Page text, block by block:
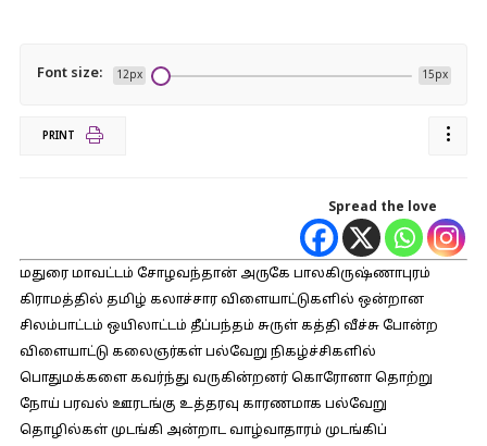
Font size: 12px 15px
PRINT
Spread the love
மதுரை மாவட்டம் சோழவந்தான் அருகே பாலகிருஷ்ணாபுரம்
கிராமத்தில் தமிழ் கலாச்சார விளையாட்டுகளில் ஒன்றான
சிலம்பாட்டம் ஒயிலாட்டம் தீப்பந்தம் சுருள் கத்தி வீச்சு போன்ற
விளையாட்டு கலைஞர்கள் பல்வேறு நிகழ்ச்சிகளில்
பொதுமக்களை கவர்ந்து வருகின்றனர் கொரோனா தொற்று
நோய் பரவல் ஊரடங்கு உத்தரவு காரணமாக பல்வேறு
தொழில்கள் முடங்கி அன்றாட வாழ்வாதாரம் முடங்கிப்